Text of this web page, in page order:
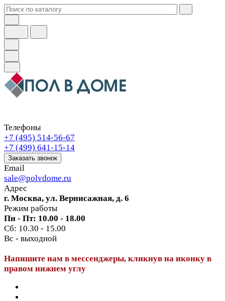
Телефоны
+7 (495) 514-56-67
+7 (499) 641-15-14
Заказать звонок
Email
sale@polvdome.ru
Адрес
г. Москва, ул. Вернисажная, д. 6
Режим работы
Пн - Пт: 10.00 - 18.00
Сб: 10.30 - 15.00
Вс - выходной
Напишите нам в мессенджеры, кликнув на иконку в
правом нижнем углу